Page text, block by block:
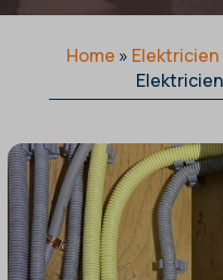
Home »